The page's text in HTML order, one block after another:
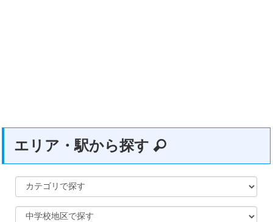
エリア・駅から探す